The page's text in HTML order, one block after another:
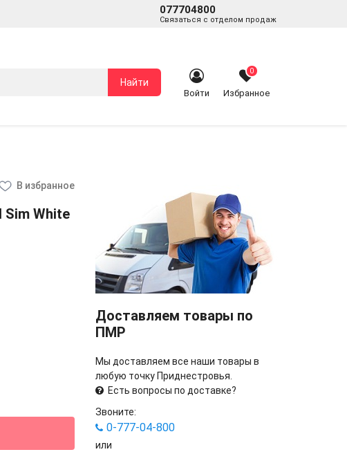
077704800
Связаться с отделом продаж
Найти
Войти
0
Избранное
В избранное
Sim White
Доставляем товары по
ПМР
Мы доставляем все наши товары в
любую точку Приднестровья.
Есть вопросы по доставке?
Звоните:
0-777-04-800
или